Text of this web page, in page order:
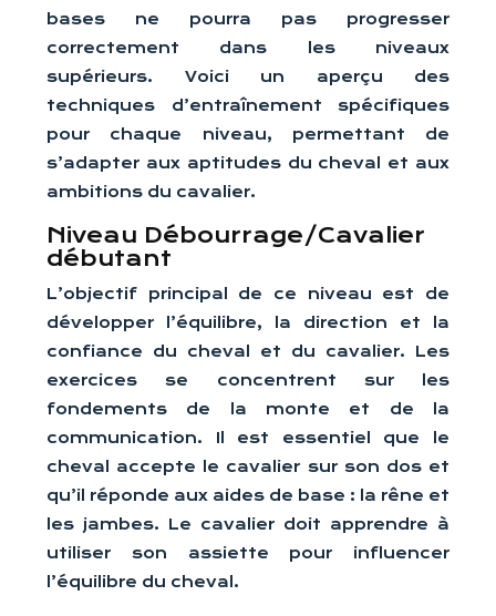
bases ne pourra pas progresser
correctement dans les niveaux
supérieurs. Voici un aperçu des
techniques d’entraînement spécifiques
pour chaque niveau, permettant de
s’adapter aux aptitudes du cheval et aux
ambitions du cavalier.
Niveau Débourrage/Cavalier
débutant
L’objectif principal de ce niveau est de
développer l’équilibre, la direction et la
confiance du cheval et du cavalier. Les
exercices se concentrent sur les
fondements de la monte et de la
communication. Il est essentiel que le
cheval accepte le cavalier sur son dos et
qu’il réponde aux aides de base : la rêne et
les jambes. Le cavalier doit apprendre à
utiliser son assiette pour influencer
l’équilibre du cheval.